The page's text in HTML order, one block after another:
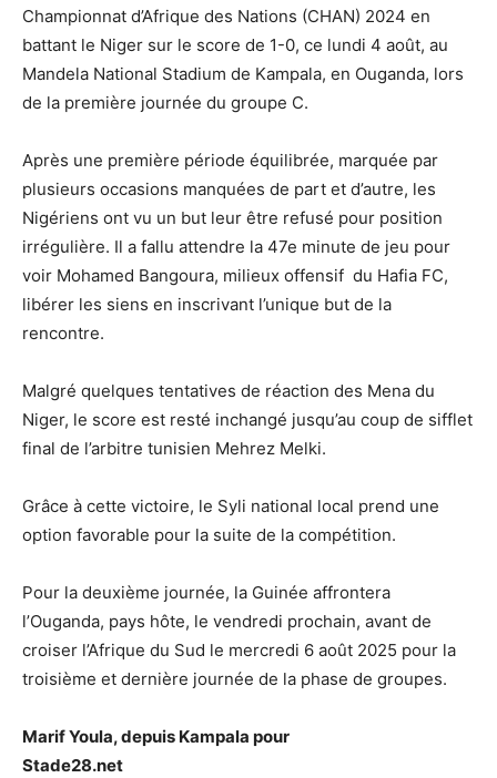
Championnat d’Afrique des Nations (CHAN) 2024 en
battant le Niger sur le score de 1-0, ce lundi 4 août, au
Mandela National Stadium de Kampala, en Ouganda, lors
de la première journée du groupe C.
Après une première période équilibrée, marquée par
plusieurs occasions manquées de part et d’autre, les
Nigériens ont vu un but leur être refusé pour position
irrégulière. Il a fallu attendre la 47e minute de jeu pour
voir Mohamed Bangoura, milieux offensif du Hafia FC,
libérer les siens en inscrivant l’unique but de la
rencontre.
Malgré quelques tentatives de réaction des Mena du
Niger, le score est resté inchangé jusqu’au coup de sifflet
final de l’arbitre tunisien Mehrez Melki.
Grâce à cette victoire, le Syli national local prend une
option favorable pour la suite de la compétition.
Pour la deuxième journée, la Guinée affrontera
l’Ouganda, pays hôte, le vendredi prochain, avant de
croiser l’Afrique du Sud le mercredi 6 août 2025 pour la
troisième et dernière journée de la phase de groupes.
Marif Youla, depuis Kampala pour
Stade28.net